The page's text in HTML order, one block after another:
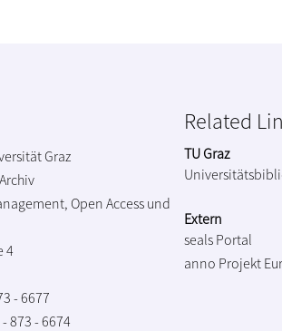
Graz
Open Access und
4
- 6677
873 - 6674
Related
TU Graz
Extern
seals Portal
anno Projekt